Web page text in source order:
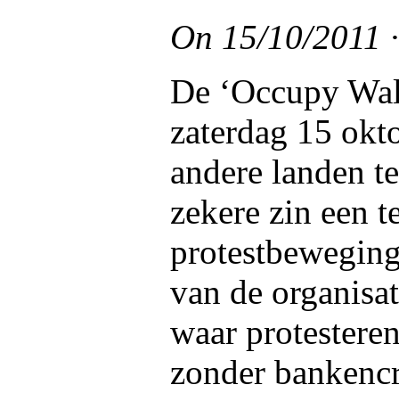
On 15/10/2011
De ‘Occupy
zaterdag 15
andere landen
zekere zin een
van de
waar
zonder